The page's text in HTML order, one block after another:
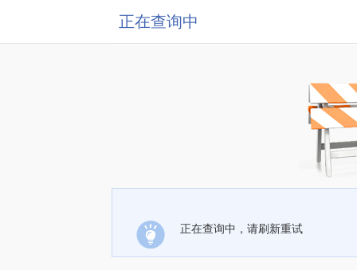
正在查询中
正在查询中，请刷新重试